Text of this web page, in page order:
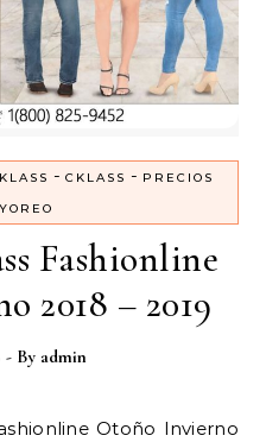
- CKLASS - PRECIOS
Fashionline
2018 – 2019
- By admin